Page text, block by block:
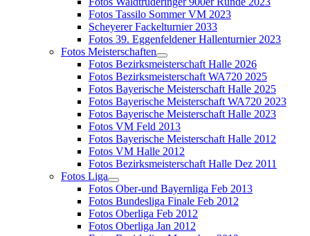
Fotos Tassilo Sommer VM 2023
Scheyerer Fackelturnier 2033
Fotos 39. Eggenfeldener Hallenturnier 2023
Fotos Meisterschaften
Fotos Bezirksmeisterschaft Halle 2026
Fotos Bezirksmeisterschaft WA720 2025
Fotos Bayerische Meisterschaft Halle 2025
Fotos Bayerische Meisterschaft WA720 2023
Fotos Bayerische Meisterschaft Halle 2023
Fotos VM Feld 2013
Fotos Bayerische Meisterschaft Halle 2012
Fotos VM Halle 2012
Fotos Bezirksmeisterschaft Halle Dez 2011
Fotos Liga
Fotos Ober-und Bayernliga Feb 2013
Fotos Bundesliga Finale Feb 2012
Fotos Oberliga Feb 2012
Fotos Oberliga Jan 2012